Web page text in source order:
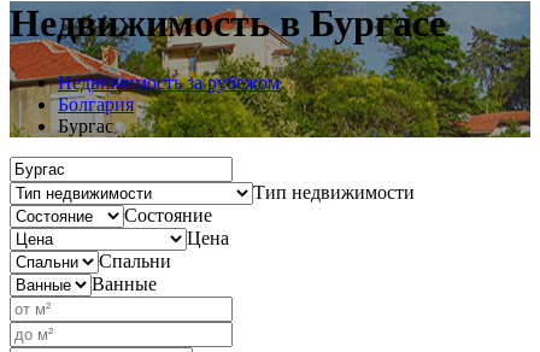
Недвижимостьв Бургасе
Недвижимость за рубежом
Болгария
Бургас
Тип недвижимости
Состояние
Цена
Спальни
Ванные